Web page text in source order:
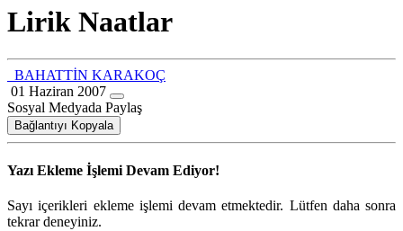
Lirik Naatlar
BAHATTİN KARAKOÇ
01 Haziran 2007
Sosyal Medyada Paylaş
Bağlantıyı Kopyala
Yazı Ekleme İşlemi Devam Ediyor!
Sayı içerikleri ekleme işlemi devam etmektedir. Lütfen daha sonra
tekrar deneyiniz.